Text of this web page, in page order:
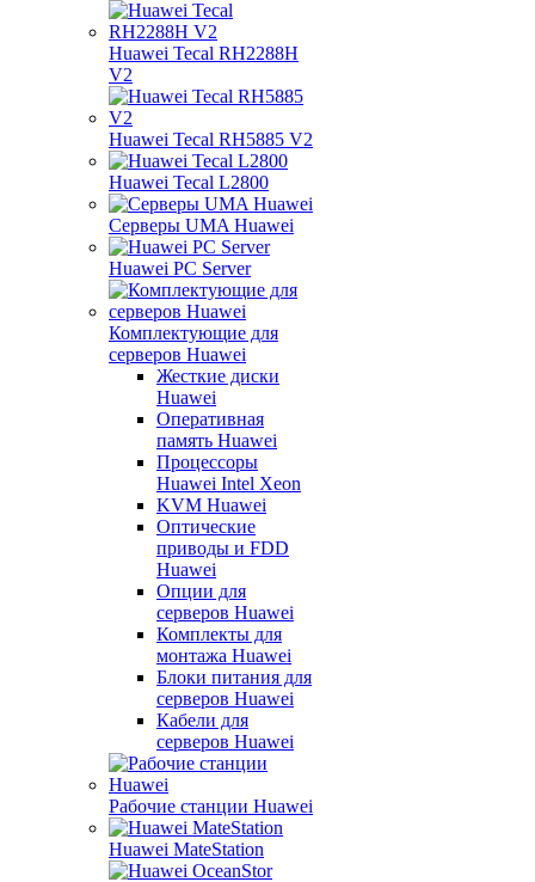
Huawei Tecal RH2288H
V2
Huawei Tecal RH5885 V2
Huawei Tecal L2800
Серверы UMA Huawei
Huawei PC Server
Комплектующие для
серверов Huawei
Жесткие диски
Huawei
Оперативная
память Huawei
Процессоры
Huawei Intel Xeon
KVM Huawei
Оптические
приводы и FDD
Huawei
Опции для
серверов Huawei
Комплекты для
монтажа Huawei
Блоки питания для
серверов Huawei
Кабели для
серверов Huawei
Рабочие станции Huawei
Huawei MateStation